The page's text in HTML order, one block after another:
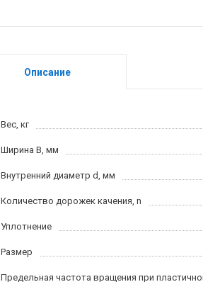
Описание
Вес, кг
Ширина B, мм
Внутренний диаметр d, мм
Количество дорожек качения, n
Уплотнение
Размер
Предельная частота вращения при